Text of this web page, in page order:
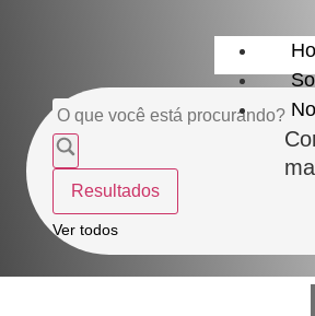
Resultados
Ver todos